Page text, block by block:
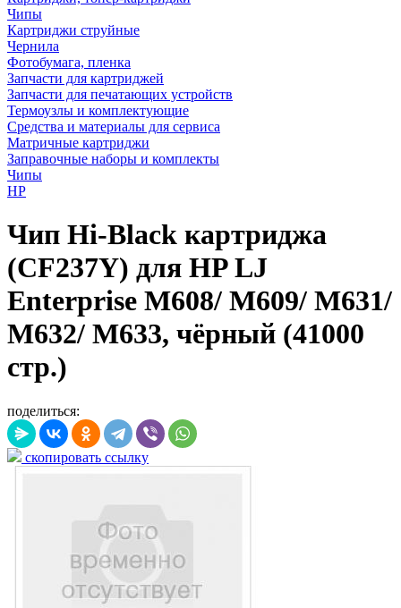
Чипы
Картриджи струйные
Чернила
Фотобумага, пленка
Запчасти для картриджей
Запчасти для печатающих устройств
Термоузлы и комплектующие
Средства и материалы для сервиса
Матричные картриджи
Заправочные наборы и комплекты
Чипы
HP
Чип Hi-Black картриджа
(CF237Y) для HP LJ
Enterprise M608/ M609/ M631/
M632/ M633, чёрный (41000
стр.)
поделиться:
скопировать ссылку